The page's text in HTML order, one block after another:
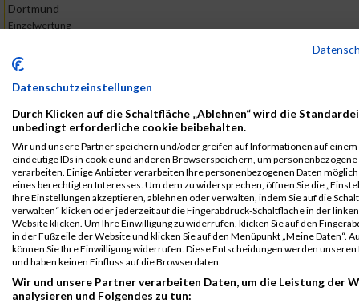
Dortmund
Einzelwertung
B2Run
Dortmund
männlich
B2Run
Dortmund
Teamwertung
mixed
Fabian Kieke 0000 thyssenkrupp
Legende:
GPos = Geschlechter Position, KPos = Kategorie Position, TPos =
Team Position, DNS = Did not start, DNF = Did not finish, DQ =
Disqualifiziert
Datenschutzeinstellungen
Durch Klicken auf die Schaltfläche „Ablehnen“ wird die
unbedingt erforderliche cookie beibehalten.
Wir und unsere Partner speichern und/oder greifen auf Informationen auf einem
eindeutige IDs in cookie und anderen Browserspeichern, um personenbezogene
verarbeiten. Einige Anbieter verarbeiten Ihre personenbezogenen Daten
eines berechtigten Interesses. Um dem zu widersprechen, öffnen Sie die
Ihre Einstellungen akzeptieren, ablehnen oder verwalten, indem Sie auf die
verwalten“ klicken oder jederzeit auf die Fingerabdruck-Schaltfläche in der
Website klicken. Um Ihre Einwilligung zu widerrufen, klicken Sie auf den
in der Fußzeile der Website und klicken Sie auf den Menüpunkt „Meine Daten“.
können Sie Ihre Einwilligung widerrufen. Diese Entscheidungen werden
und haben keinen Einfluss auf die Browserdaten.
Wir und unsere Partner verarbeiten Daten, um die Leistung der
analysieren und Folgendes zu tun: